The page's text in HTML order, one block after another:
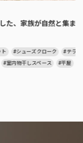
と集まる平屋の住ま
ク #テラス
#平屋